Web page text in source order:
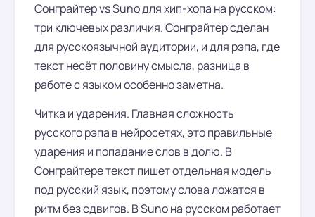
Сонграйтер vs Suno для хип-хопа на русском:
три ключевых различия. Сонграйтер сделан
для русскоязычной аудитории, и для рэпа, где
текст несёт половину смысла, разница в
работе с языком особенно заметна.
Читка и ударения. Главная сложность
русского рэпа в нейросетях, это правильные
ударения и попадание слов в долю. В
Сонграйтере текст пишет отдельная модель
под русский язык, поэтому слова ложатся в
ритм без сдвигов. В Suno на русском работает